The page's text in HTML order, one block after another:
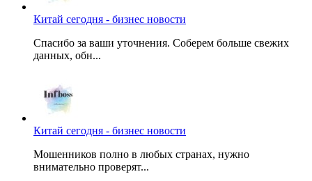
Китай сегодня - бизнес новости
Спасибо за ваши уточнения. Соберем больше свежих
данных, обн...
Китай сегодня - бизнес новости
Мошенников полно в любых странах, нужно
внимательно проверят...